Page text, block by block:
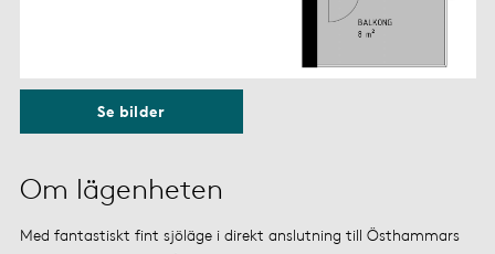
Om lägenheten
Med fantastiskt fint sjöläge i direkt anslutning till Östhammars
Se bilder